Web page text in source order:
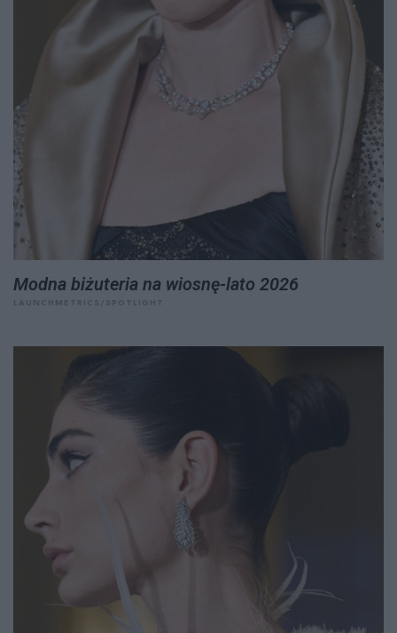
Modna biżuteria na wiosnę-lato 2026